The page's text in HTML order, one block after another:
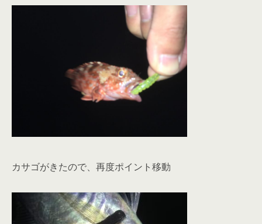
カサゴがきたので、再度ポイント移動